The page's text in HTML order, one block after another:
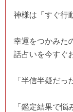
神様は「すぐ行
幸運をつかみた
話占いを今すぐ
「半信半疑だっ
「鑑定結果で悩